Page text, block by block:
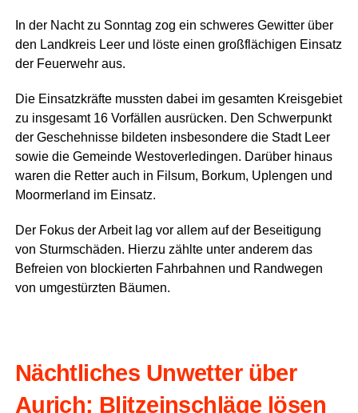
In der Nacht zu Sonn­tag zog ein schwe­res Gewit­ter über
den Land­kreis Leer und lös­te einen groß­flä­chi­gen Ein­satz
der Feu­er­wehr aus.
Die Ein­satz­kräf­te muss­ten dabei im gesam­ten Kreis­ge­biet
zu ins­ge­samt 16 Vor­fäl­len aus­rü­cken. Den Schwer­punkt
der Gescheh­nis­se bil­de­ten ins­be­son­de­re die Stadt Leer
sowie die Gemein­de Wes­t­ov­er­le­din­gen. Dar­über hin­aus
waren die Ret­ter auch in Fils­um, Bor­kum, Uple­n­gen und
Moorm­er­land im Einsatz.
Der Fokus der Arbeit lag vor allem auf der Besei­ti­gung
von Sturm­schä­den. Hier­zu zähl­te unter ande­rem das
Befrei­en von blo­ckier­ten Fahr­bah­nen und Rand­we­gen
von umge­stürz­ten Bäumen.
Nächt­li­ches Unwet­ter über
Aurich: Blitz­ein­schlä­ge lösen